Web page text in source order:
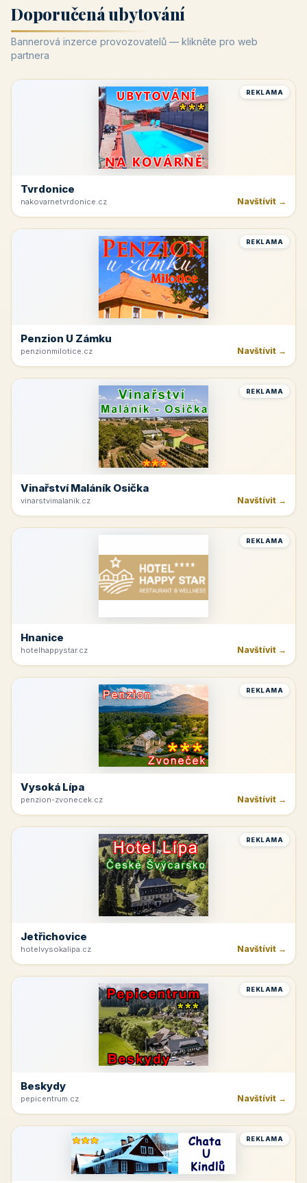
Doporučená ubytování
Bannerová inzerce provozovatelů — klikněte pro web
partnera
REKLAMA
Tvrdonice
nakovarnetvrdonice.cz Navštívit →
REKLAMA
Penzion U Zámku
penzionmilotice.cz Navštívit →
REKLAMA
Vinařství Maláník Osička
vinarstvimalanik.cz Navštívit →
REKLAMA
Hnanice
hotelhappystar.cz Navštívit →
REKLAMA
Vysoká Lípa
penzion-zvonecek.cz Navštívit →
REKLAMA
Jetřichovice
hotelvysokalipa.cz Navštívit →
REKLAMA
Beskydy
pepicentrum.cz Navštívit →
REKLAMA